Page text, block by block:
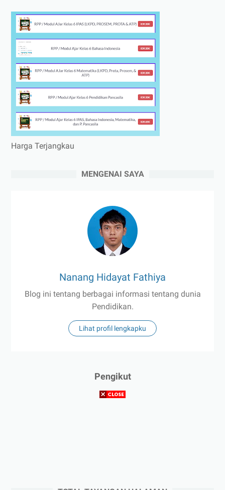
Harga Terjangkau
MENGENAI SAYA
Nanang Hidayat Fathiya
Blog ini tentang berbagai informasi tentang dunia
Pendidikan.
Lihat profil lengkapku
Pengikut